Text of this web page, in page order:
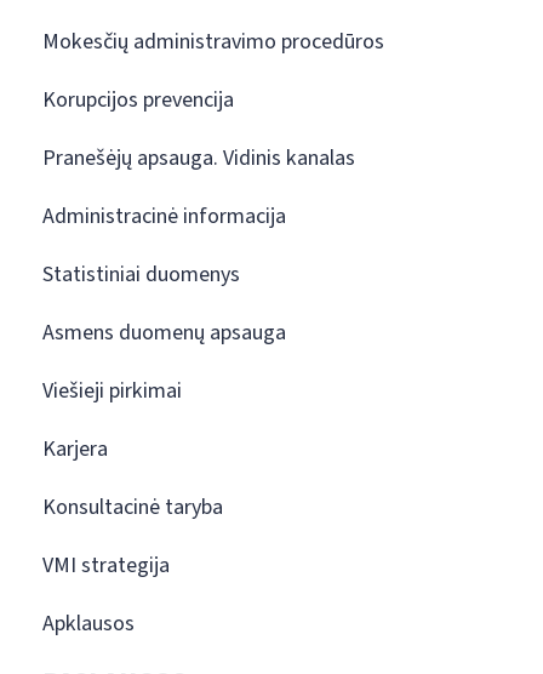
Mokesčių administravimo procedūros
Korupcijos prevencija
Pranešėjų apsauga. Vidinis kanalas
Administracinė informacija
Statistiniai duomenys
Asmens duomenų apsauga
Viešieji pirkimai
Karjera
Konsultacinė taryba
VMI strategija
Apklausos